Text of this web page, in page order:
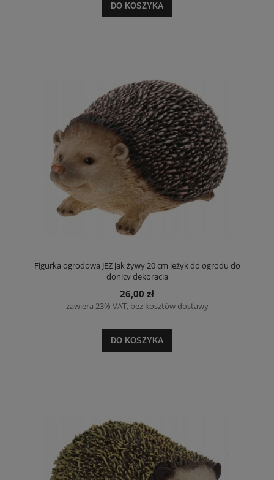
DO KOSZYKA
Figurka ogrodowa JEŻ jak żywy 20 cm jeżyk do ogrodu do
donicy dekoracja
26,00 zł
zawiera 23% VAT, bez kosztów dostawy
DO KOSZYKA